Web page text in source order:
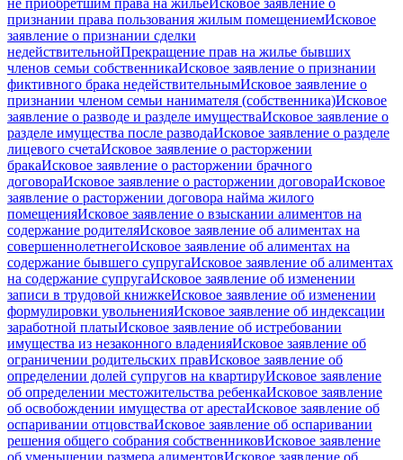
не приобретшим права на жильеИсковое заявление о
признании права пользования жилым помещениемИсковое
заявление о признании сделки
недействительнойПрекращение прав на жилье бывших
членов семьи собственникаИсковое заявление о признании
фиктивного брака недействительнымИсковое заявление о
признании членом семьи нанимателя (собственника)Исковое
заявление о разводе и разделе имуществаИсковое заявление о
разделе имущества после разводаИсковое заявление о разделе
лицевого счетаИсковое заявление о расторжении
бракаИсковое заявление о расторжении брачного
договораИсковое заявление о расторжении договораИсковое
заявление о расторжении договора найма жилого
помещенияИсковое заявление о взыскании алиментов на
содержание родителяИсковое заявление об алиментах на
совершеннолетнегоИсковое заявление об алиментах на
содержание бывшего супругаИсковое заявление об алиментах
на содержание супругаИсковое заявление об изменении
записи в трудовой книжкеИсковое заявление об изменении
формулировки увольненияИсковое заявление об индексации
заработной платыИсковое заявление об истребовании
имущества из незаконного владенияИсковое заявление об
ограничении родительских правИсковое заявление об
определении долей супругов на квартируИсковое заявление
об определении местожительства ребенкаИсковое заявление
об освобождении имущества от арестаИсковое заявление об
оспаривании отцовстваИсковое заявление об оспаривании
решения общего собрания собственниковИсковое заявление
об уменьшении размера алиментовИсковое заявление об